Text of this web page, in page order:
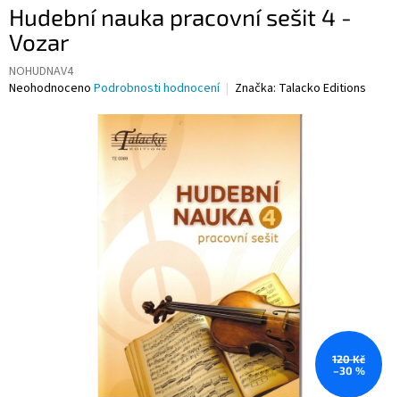
Hudební nauka pracovní sešit 4 -
Vozar
NOHUDNAV4
Průměrné
Neohodnoceno Podrobnosti hodnocení Značka: Talacko Editions
120 Kč
–30 %